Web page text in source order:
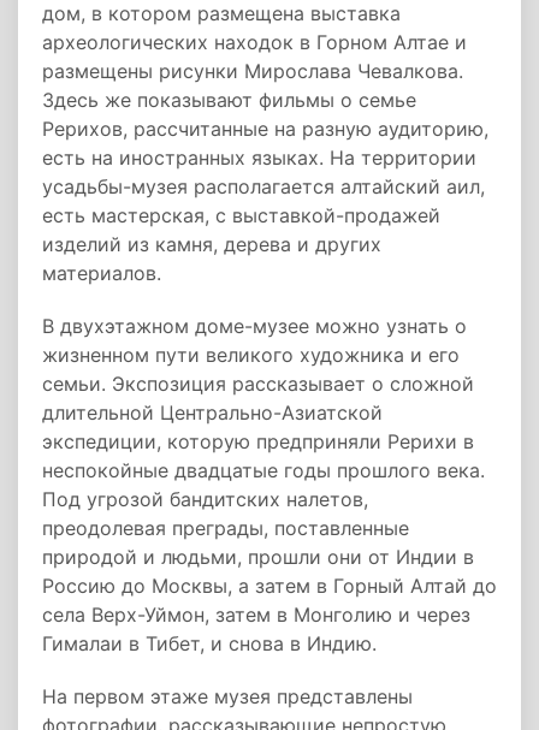
дом, в котором размещена выставка
археологических находок в Горном Алтае и
размещены рисунки Мирослава Чевалкова.
Здесь же показывают фильмы о семье
Рерихов, рассчитанные на разную аудиторию,
есть на иностранных языках. На территории
усадьбы-музея располагается алтайский аил,
есть мастерская, с выставкой-продажей
изделий из камня, дерева и других
материалов.
В двухэтажном доме-музее можно узнать о
жизненном пути великого художника и его
семьи. Экспозиция рассказывает о сложной
длительной Центрально-Азиатской
экспедиции, которую предприняли Рерихи в
неспокойные двадцатые годы прошлого века.
Под угрозой бандитских налетов,
преодолевая преграды, поставленные
природой и людьми, прошли они от Индии в
Россию до Москвы, а затем в Горный Алтай до
села Верх-Уймон, затем в Монголию и через
Гималаи в Тибет, и снова в Индию.
На первом этаже музея представлены
фотографии, рассказывающие непростую